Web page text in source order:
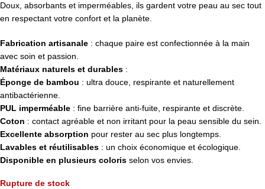
Doux, absorbants et imperméables, ils gardent votre peau au sec tout
en respectant votre confort et la planète.
Fabrication artisanale : chaque paire est confectionnée à la main
avec soin et passion.
Matériaux naturels et durables :
Éponge de bambou : ultra douce, respirante et naturellement
antibactérienne.
PUL imperméable : fine barrière anti-fuite, respirante et discrète.
Coton : contact agréable et non irritant pour la peau sensible du sein.
Excellente absorption pour rester au sec plus longtemps.
Lavables et réutilisables : un choix économique et écologique.
Disponible en plusieurs coloris selon vos envies.
Rupture de stock